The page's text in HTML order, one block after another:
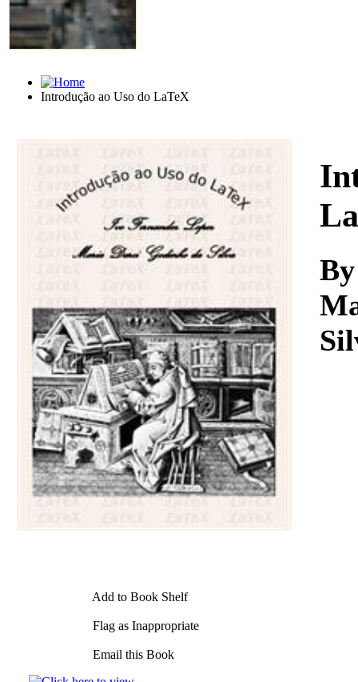
Introdução ao Uso do LaTeX
Add to Book Shelf
Flag as Inappropriate
Email this Book